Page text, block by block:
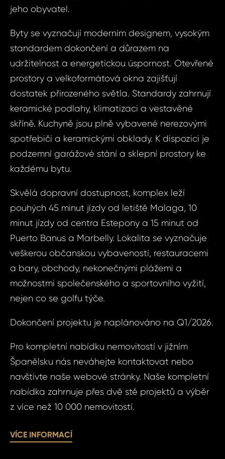
jeho obyvatel.
Byty se vyznačují moderním designem, vysokým
standardem dokončení a důrazem na
udržitelnost a energetickou úspornost. Otevřené
prostory a velkoformátová okna zajišťují
dostatek přirozeného světla. Standardy zahrnují
keramické podlahy, klimatizaci a vestavěné
skříně. Kuchyně jsou plně vybavené nerezovými
spotřebiči a keramickými obklady. K dispozici je
podzemní garážové stání a sklepní prostory ke
každému bytu.
Skvělá dopravní dostupnost, komplex leží
pouhých 45 minut jízdy od letiště Malaga, 10
minut jízdy od centra Estepony a 15 minut od
Puerto Banus a Marbelly. Lokalita se vyznačuje
veškerou občanskou vybaveností, restauracemi
a bary, obchody, nekonečnými plážemi a
možnostmi společenského a sportovního vyžití,
nejen co se golfu týče.
Dokončení projektu je naplánováno na Q1/2026.
Pro kompletní nabídku nemovitostí v jižním
Španělsku nás neváhejte kontaktovat nebo
navštivte naše webové stránky. Naše kompletní
nabídka zahrnuje přes dvě stě projektů a výběr
z více než 10 000 nemovitostí.
VÍCE INFORMACÍ
Sjednat
prosluněné
sousedství